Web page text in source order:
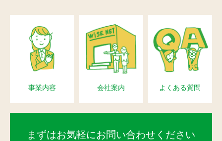
事業内容 会社案内 よくある質問
まずはお気軽にお問い合わせください